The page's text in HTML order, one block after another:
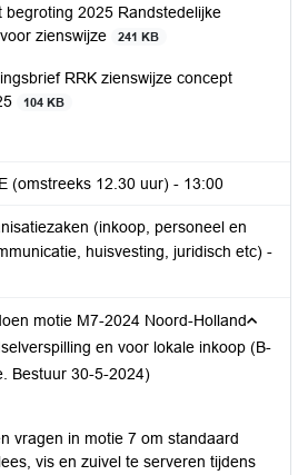
begroting 2025 Randstedelijke
zienswijze
241 KB
RRK zienswijze concept
104 KB
(omstreeks 12.30 uur) - 13:00
(inkoop, personeel en
huisvesting, juridisch etc) -
motie M7-2024 Noord-Holland
en voor lokale inkoop (B-
Bestuur 30-5-2024)
vragen in motie 7 om standaard
vis en zuivel te serveren tijdens